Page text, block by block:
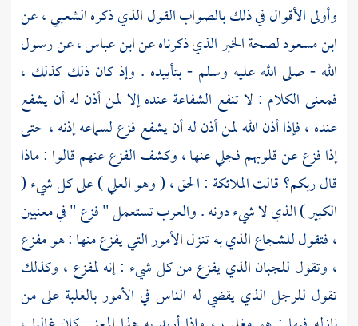
وأولى الأقوال في ذلك بالصواب القول الذي ذكرهالشعبي ،عن
ابن مسعودلصحة الخبر الذي ذكرناه عنابن عباس ،عن رسول
الله - صلى الله عليه وسلم - بتأييده . وإذ كان ذلك كذلك ،
فمعنى الكلام : لا تنفع الشفاعة عنده إلا لمن أذن له أن يشفع
عنده ، فإذا أذن الله لمن أذن له أن يشفع فزع لسماعه إذنه ، حتى
إذا فزع عن قلوبهم فجلي عنها ، وكشف الفزع عنهم قالوا : ماذا
قال ربكم؟ قالت الملائكة : الحق ، ( وهو العلي ) على كل شيء (
الكبير ) الذي لا شيء دونه . والعرب تستعمل " فزع " في معنيين
، فتقول للشجاع الذي به تنزل الأمور التي يفزع منها : هو مفزع
، وتقول للجبان الذي يفزع من كل شيء : إنه لمفزع ، وكذلك
تقول للرجل الذي يقضي له الناس في الأمور بالغلبة على من